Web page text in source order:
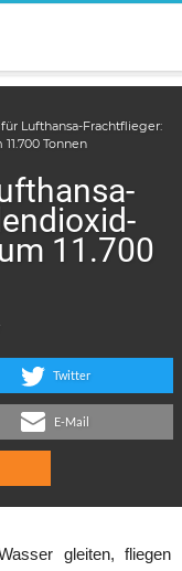
Lufthansa-Frachtflieger:
Tonnen
11.700
Twitter
E-Mail
gleiten, fliegen